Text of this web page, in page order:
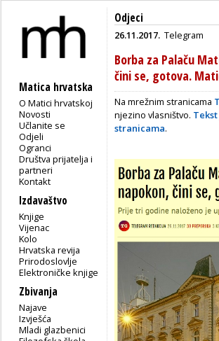
Matica hrvatska
O Matici hrvatskoj
Novosti
Učlanite se
Odjeli
Ogranci
Društva prijatelja i
partneri
Kontakt
Izdavaštvo
Knjige
Vijenac
Kolo
Hrvatska revija
Prirodoslovlje
Elektroničke knjige
Zbivanja
Najave
Izvješća
Mladi glazbenici
Odjeci
26.11.2017. Telegram
Borba za Palaču
čini se, gotova.
Na mrežnim stranicama
njezino vlasništvo.
stranicama.